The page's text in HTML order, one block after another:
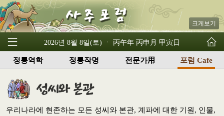
크게보기
2026년 8월 8일(토) ㆍ 丙午年 丙申月 甲寅日
정통역학 정통작명 전문가用 포럼 Cafe
우리나라에 현존하는 모든 성씨와 본관, 계파에 대한 기원, 인물,